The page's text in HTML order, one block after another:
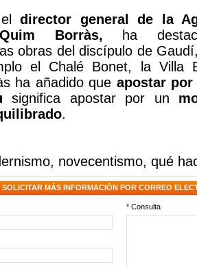
director general de la
Borràs, ha
obras del discípulo de
el Chalé Bonet, la Villa
ha añadido que apostar
significa apostar por un
.
, novecentismo, qué
SOLICITAR MÁS INFORMACIÓN POR CORREO
* Consulta